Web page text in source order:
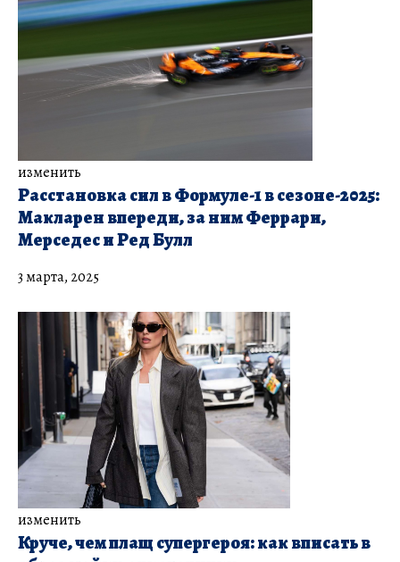
изменить
Расстановка сил в Формуле-1 в сезоне-2025:
Макларен впереди, за ним Феррари,
Мерседес и Ред Булл
3 марта, 2025
изменить
Круче, чем плащ супергероя: как вписать в